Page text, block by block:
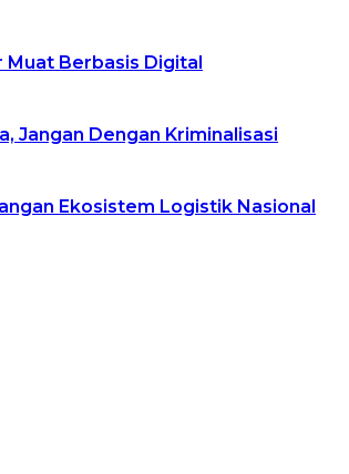
Muat Berbasis Digital
Jangan Dengan Kriminalisasi
Ekosistem Logistik Nasional